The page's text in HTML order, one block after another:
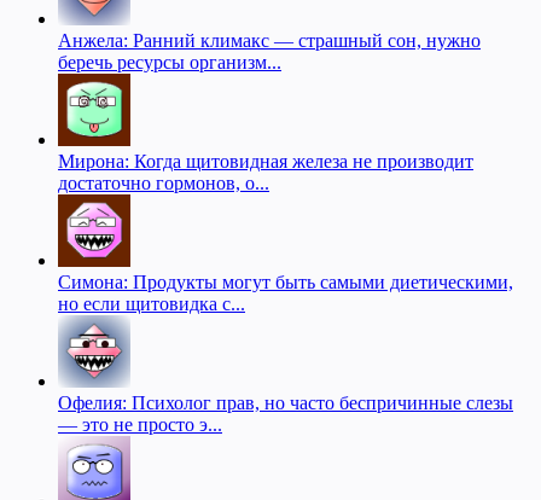
Анжела: Ранний климакс — страшный сон, нужно
беречь ресурсы организм...
Мирона: Когда щитовидная железа не производит
достаточно гормонов, о...
Симона: Продукты могут быть самыми диетическими,
но если щитовидка с...
Офелия: Психолог прав, но часто беспричинные слезы
— это не просто э...